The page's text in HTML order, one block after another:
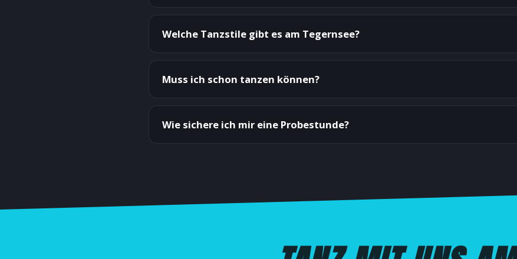
Welche Tanzstile gibt es am Tegernsee?
Muss ich schon tanzen können?
Wie sichere ich mir eine Probestunde?